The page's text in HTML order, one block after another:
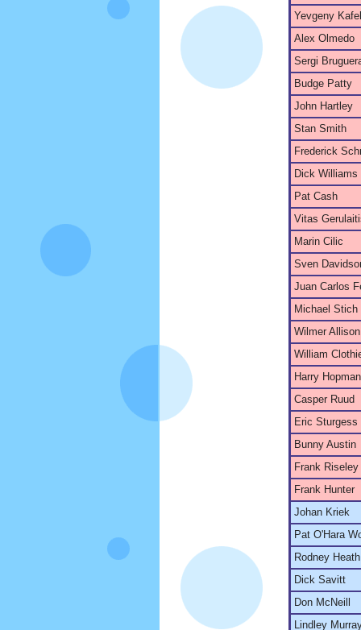
Yevgeny
Alex Olmedo
Sergi
Budge Patty
John Hartley
Stan Smith
Frederick
Dick Williams
Pat Cash
Vitas
Marin Cilic
Sven
Juan Carlos
Michael Stich
Wilmer Allison
William
Harry Hopman
Casper Ruud
Eric Sturgess
Bunny Austin
Frank Riseley
Frank Hunter
Johan Kriek
Pat O'Hara
Rodney Heath
Dick Savitt
Don McNeill
Lindley